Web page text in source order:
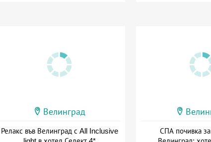
Велинград
Релакс във Велинград с All Inclusive
СПА почивка